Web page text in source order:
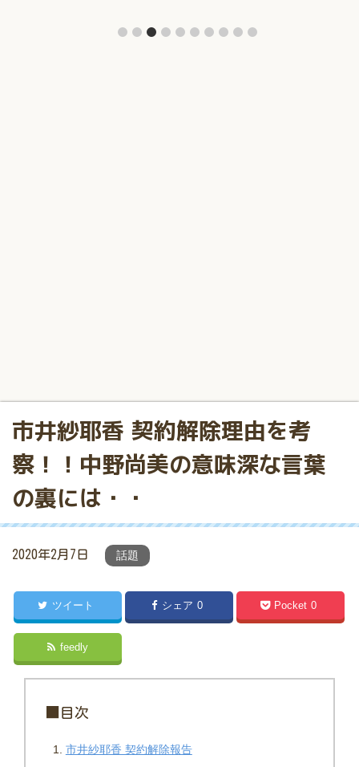
市井紗耶香 契約解除理由を考
察！！中野尚美の意味深な言葉
の裏には・・
2020年2月7日 話題
ツイート シェア 0 Pocket 0
feedly
■目次
市井紗耶香 契約解除報告